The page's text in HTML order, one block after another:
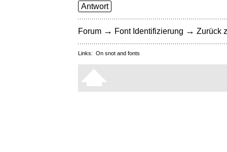
Antwort
Forum → Font Identifizierung → Zurück
Links: On snot and fonts